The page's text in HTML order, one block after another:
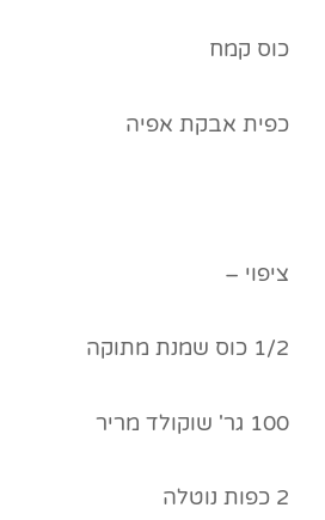
כוס קמח
כפית אבקת אפיה
ציפוי –
1/2 כוס שמנת מתוקה
100 גר' שוקולד מריר
2 כפות נוטלה